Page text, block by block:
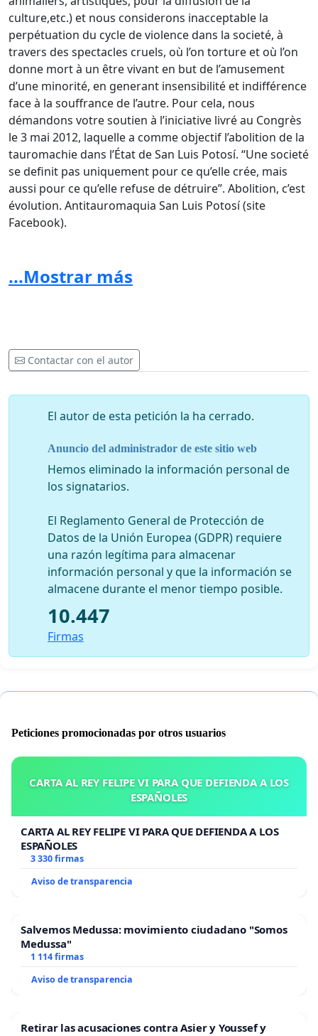
culture,etc.) et nous considerons inacceptable la
perpétuation du cycle de violence dans la societé, à
travers des spectacles cruels, où l’on torture et où l’on
donne mort à un être vivant en but de l’amusement
d’une minorité, en generant insensibilité et indifférence
face à la souffrance de l’autre. Pour cela, nous
démandons votre soutien à l’iniciative livré au Congrès
le 3 mai 2012, laquelle a comme objectif l’abolition de la
tauromachie dans l’État de San Luis Potosí. “Une societé
se definit pas uniquement pour ce qu’elle crée, mais
aussi pour ce qu’elle refuse de détruire”. Abolition, c’est
évolution. Antitauromaquia San Luis Potosí (site
Facebook).
...Mostrar más
Contactar con el autor
El autor de esta petición la ha cerrado.
Anuncio del administrador de este sitio web
Hemos eliminado la información personal de
los signatarios.
El Reglamento General de Protección de
Datos de la Unión Europea (GDPR) requiere
una razón legítima para almacenar
información personal y que la información se
almacene durante el menor tiempo posible.
10.447
Firmas
Peticiones promocionadas por otros usuarios
CARTA AL REY FELIPE VI PARA QUE DEFIENDA A LOS
ESPAÑOLES
CARTA AL REY FELIPE VI PARA QUE DEFIENDA A LOS
ESPAÑOLES
3 330 firmas
Aviso de transparencia
Salvemos Medussa: movimiento ciudadano "Somos
Medussa"
1 114 firmas
Aviso de transparencia
Retirar las acusaciones contra Asier y Youssef y